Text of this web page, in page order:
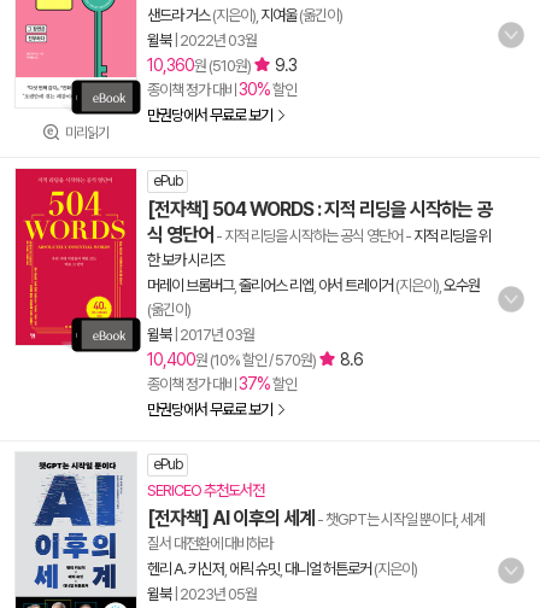
미리읽기
샌드라 거스(지은이), 지여울(옮긴이)
윌북| 2022년 03월
10,360원 (510원) 9.3
종이책 정가 대비 30%할인
만권당에서 무료로 보기
ePub
[전자책] 504 WORDS : 지적 리딩을 시작하는 공
식 영단어 - 지적 리딩을 시작하는 공식 영단어 - 지적 리딩을 위
한 보카 시리즈
머레이 브롬버그, 줄리어스 리엡 아서 트레이거 (지은이), 오수원
(옮긴이)
윌북| 2017년 03월
10,400원 (10% 할인 / 570원) 8.6
종이책 정가 대비 37%할인
만권당에서 무료로 보기
ePub
SERICEO 추천도서전
[전자책] AI 이후의 세계 - 챗GPT는 시작일 뿐이다, 세계
질서 대전환에 대비하라
헨리 A. 키신저 에릭 슈밋 대니얼 허튼로커 (지은이)
윌북| 2023년 05월